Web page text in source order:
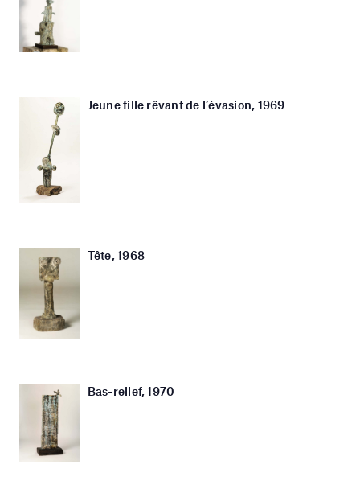
Jeune fille rêvant de l’évasion, 1969
Tête, 1968
Bas-relief, 1970